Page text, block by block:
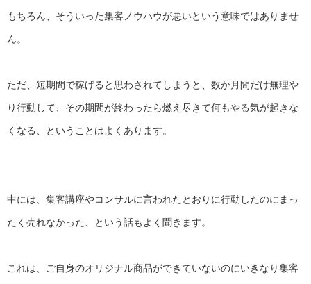
もちろん、 そういった集客ノウハウが悪いという意味ではありませ
ん。
ただ、短期間で稼げると思わされてしまうと、 数か月間だけ無理や
り行動して、 その期間が終わったら燃え尽きて何もやる気が起きな
くなる、 ということはよくあります。
中には、 集客講座やコンサルに言われたとおりに行動したのにまっ
たく売れなかった、という話もよく聞きます。
これは、 ご自身のオリジナル商品ができていないのにいきなり集客